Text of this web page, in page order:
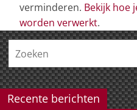
verminderen. Bekijk hoe
worden verwerkt.
Recente berichten